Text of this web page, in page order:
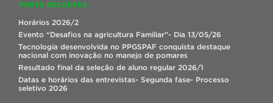
POSTS RECENTES
Horários 2026/2
Evento “Desafios na agricultura Familiar”- Dia 13/05/26
Tecnologia desenvolvida no PPGSPAF conquista destaque
nacional com inovação no manejo de pomares
Resultado final da seleção de aluno regular 2026/1
Datas e horários das entrevistas- Segunda fase- Processo
seletivo 2026